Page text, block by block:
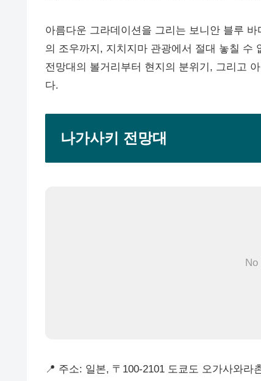
아름다운 그라데이션을 그리는 보니안 블루
의 조우까지, 지치지마 관광에서 절대 놓칠 수
전망대의 볼거리부터 현지의 분위기, 그리고
다.
나가사키 전망대
No
📍 주소: 일본, 〒100-2101 도쿄도 오가사와라